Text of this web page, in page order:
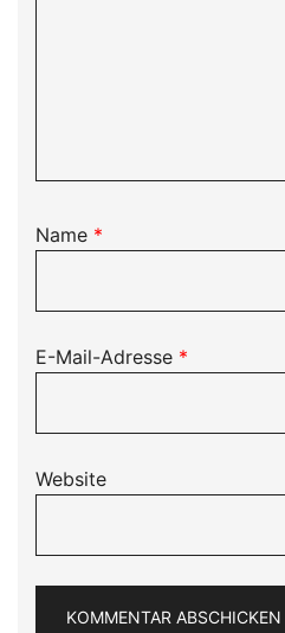
Name *
E-Mail-Adresse *
Website